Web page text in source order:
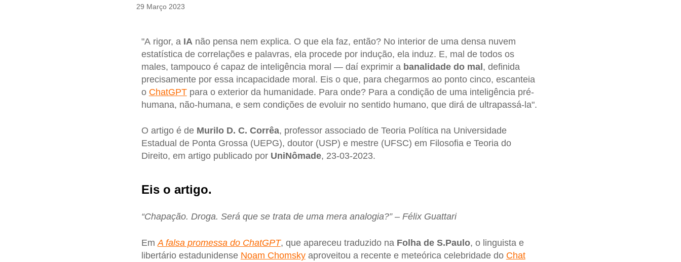
29 Março 2023
"A rigor, a IA não pensa nem explica. O que ela faz, então? No interior de uma densa nuvem
estatística de correlações e palavras, ela procede por indução, ela induz. E, mal de todos os
males, tampouco é capaz de inteligência moral — daí exprimir a banalidade do mal, definida
precisamente por essa incapacidade moral. Eis o que, para chegarmos ao ponto cinco, escanteia
o ChatGPTpara o exterior da humanidade. Para onde? Para a condição de uma inteligência pré-
humana, não-humana, e sem condições de evoluir no sentido humano, que dirá de ultrapassá-la".
O artigo é de Murilo D. C. Corrêa, professor associado de Teoria Política na Universidade
Estadual de Ponta Grossa (UEPG), doutor (USP) e mestre (UFSC) em Filosofia e Teoria do
Direito, em artigo publicado por UniNômade, 23-03-2023.
Eis o artigo.
“Chapação. Droga. Será que se trata de uma mera analogia?” – Félix Guattari
Em A falsa promessa do ChatGPT, que apareceu traduzido na Folha de S.Paulo, o linguista e
libertário estadunidense Noam Chomskyaproveitou a recente e meteórica celebridade do Chat